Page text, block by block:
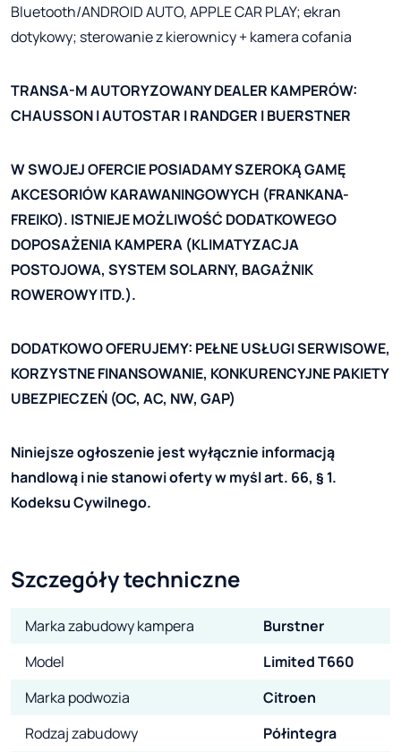
Bluetooth/ANDROID AUTO, APPLE CAR PLAY; ekran
dotykowy; sterowanie z kierownicy + kamera cofania
TRANSA-M AUTORYZOWANY DEALER KAMPERÓW:
CHAUSSON I AUTOSTAR I RANDGER I BUERSTNER
W SWOJEJ OFERCIE POSIADAMY SZEROKĄ GAMĘ
AKCESORIÓW KARAWANINGOWYCH (FRANKANA-
FREIKO). ISTNIEJE MOŻLIWOŚĆ DODATKOWEGO
DOPOSAŻENIA KAMPERA (KLIMATYZACJA
POSTOJOWA, SYSTEM SOLARNY, BAGAŻNIK
ROWEROWY ITD.).
DODATKOWO OFERUJEMY: PEŁNE USŁUGI SERWISOWE,
KORZYSTNE FINANSOWANIE, KONKURENCYJNE PAKIETY
UBEZPIECZEŃ (OC, AC, NW, GAP)
Niniejsze ogłoszenie jest wyłącznie informacją
handlową i nie stanowi oferty w myśl art. 66, § 1.
Kodeksu Cywilnego.
Szczegóły techniczne
Marka zabudowy kampera
Burstner
Model
Limited T660
Marka podwozia
Citroen
Rodzaj zabudowy
Półintegra